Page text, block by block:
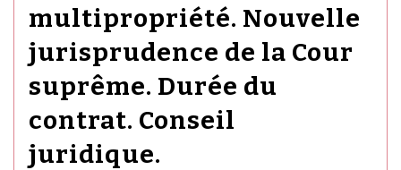
multipropriété. Nouvelle
jurisprudence de la Cour
suprême. Durée du
contrat. Conseil
juridique.